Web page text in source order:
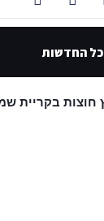
כל החדשות